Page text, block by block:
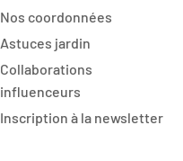
Nos coordonnées
Astuces jardin
Collaborations
influenceurs
Inscription à la newsletter